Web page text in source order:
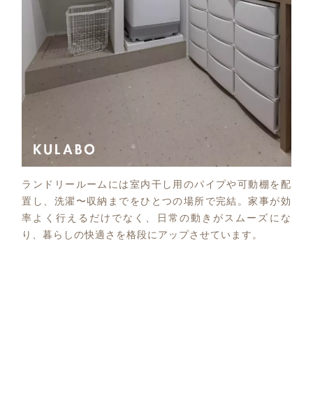
ランドリールームには室内干し用のパイプや可動棚を配
置し、洗濯〜収納までをひとつの場所で完結。家事が効
率よく行えるだけでなく、日常の動きがスムーズにな
り、暮らしの快適さを格段にアップさせています。